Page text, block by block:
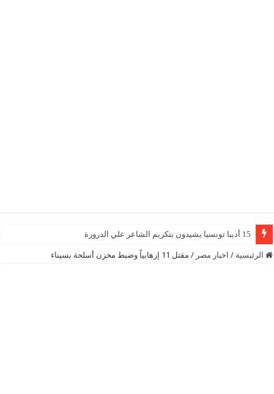
15 أديبا تونسيا يشيدون بتكريم الشاعر علي الدرورة
الرئيسية / اخبار مصر / مقتل 11 إرهابياً وضبط مخزن أسلحة بسيناء